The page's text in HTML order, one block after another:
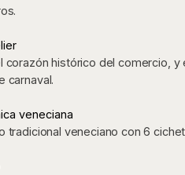
corazón histórico del comercio,
carnaval.
veneciana
tradicional veneciano con 6